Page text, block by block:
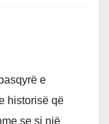
e
historisë që
se si një